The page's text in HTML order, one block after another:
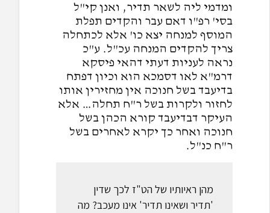
ומדמי ליה לשאר תדיר, ואנן קי"ל
בסי' רפ"ו דאם עבר והקדים תפלת
המוסף למנחה יצא כו' אלא לכתחלה
צריך להקדים המנחה עכ"ל. ע"כ
נראה לעניות דעתי דהאי פיסקא
דרמ"א לאו דסמכא הוא וכיון דפתח
בדיעבד בשל חנוכה אין מחזירין אותו
לחזור ולקרות בשל ר"ח תחלה… אלא
העיקר דבדיעבד קורא הכהן בשל
חנוכה ואחר כך יקרא לאחרים בשל
ר"ח כנ"ל.
מהן ראיותיו של הט"ז לכך שדין
'תדיר ושאינו תדיר' אינו מעכב? מה